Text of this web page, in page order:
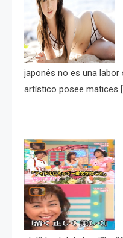
japonés no es una labor
artístico posee matices